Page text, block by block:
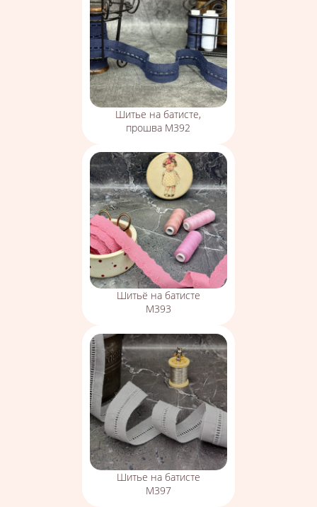
Шитье на батисте,
прошва М392
Шитьё на батисте
М393
Шитье на батисте
М397